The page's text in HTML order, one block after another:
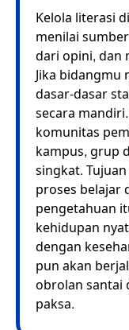
Kelola literasi
menilai
dari opini, dan
Jika bidangmu
dasar-dasar
secara
komunitas
kampus, grup
singkat.
proses belajar
pengetahuan
kehidupan
dengan
pun akan
obrolan santai
paksa.